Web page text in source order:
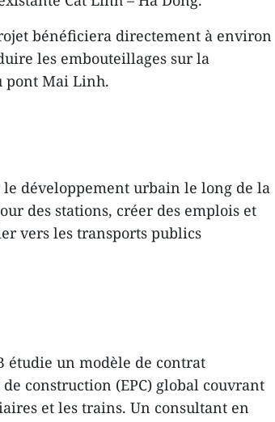
bénéficiera directement à environ
les embouteillages sur la
pont Mai Linh.
développement urbain le long de la
des stations, créer des emplois et
vers les transports publics
étudie un modèle de contrat
construction (EPC) global couvrant
et les trains. Un consultant en